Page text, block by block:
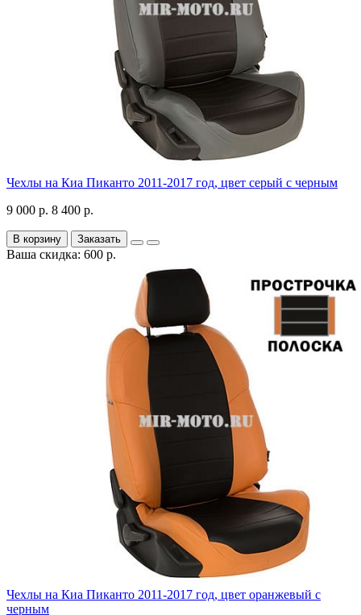
Чехлы на Киа Пиканто 2011-2017 год, цвет серый с черным
9 000 р. 8 400 р.
В корзину Заказать
Ваша скидка: 600 р.
Чехлы на Киа Пиканто 2011-2017 год, цвет оранжевый с
черным